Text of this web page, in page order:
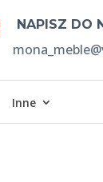
NAPISZ DO
Inne